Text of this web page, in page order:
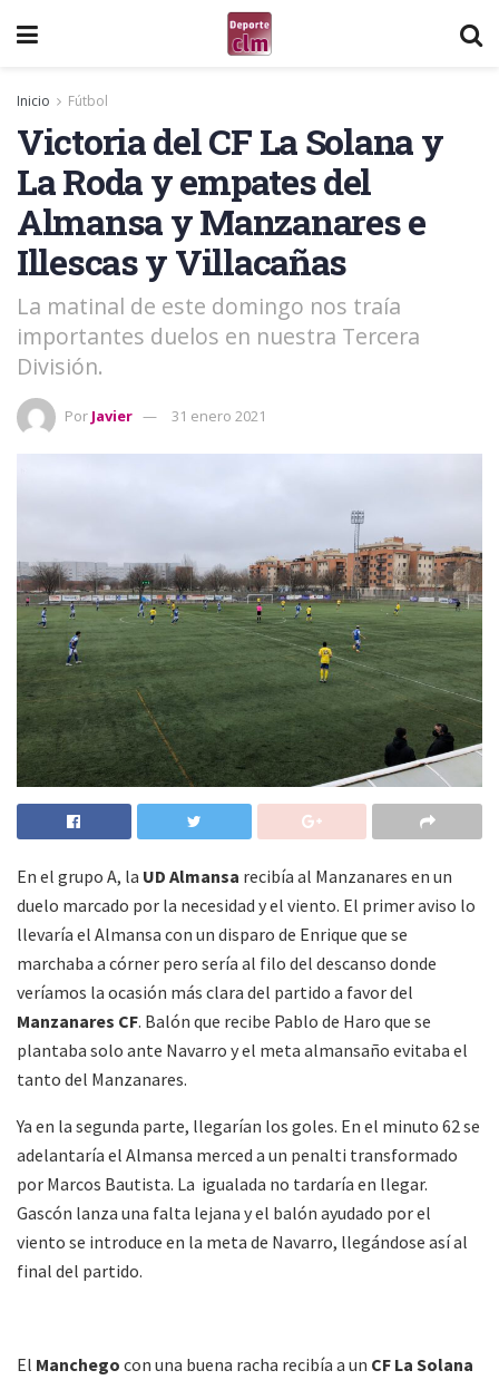
Inicio Fútbol
Victoria del CF La Solana y
La Roda y empates del
Almansa y Manzanares e
Illescas y Villacañas
La matinal de este domingo nos traía
importantes duelos en nuestra Tercera
División.
Por Javier 31 enero 2021
En el grupo A, la UD Almansa recibía al Manzanares en un
duelo marcado por la necesidad y el viento. El primer aviso lo
llevaría el Almansa con un disparo de Enrique que se
marchaba a córner pero sería al filo del descanso donde
veríamos la ocasión más clara del partido a favor del
Manzanares CF. Balón que recibe Pablo de Haro que se
plantaba solo ante Navarro y el meta almansaño evitaba el
tanto del Manzanares.
Ya en la segunda parte, llegarían los goles. En el minuto 62 se
adelantaría el Almansa merced a un penalti transformado
por Marcos Bautista. La igualada no tardaría en llegar.
Gascón lanza una falta lejana y el balón ayudado por el
viento se introduce en la meta de Navarro, llegándose así al
final del partido.
El Manchego con una buena racha recibía a un CF La Solana